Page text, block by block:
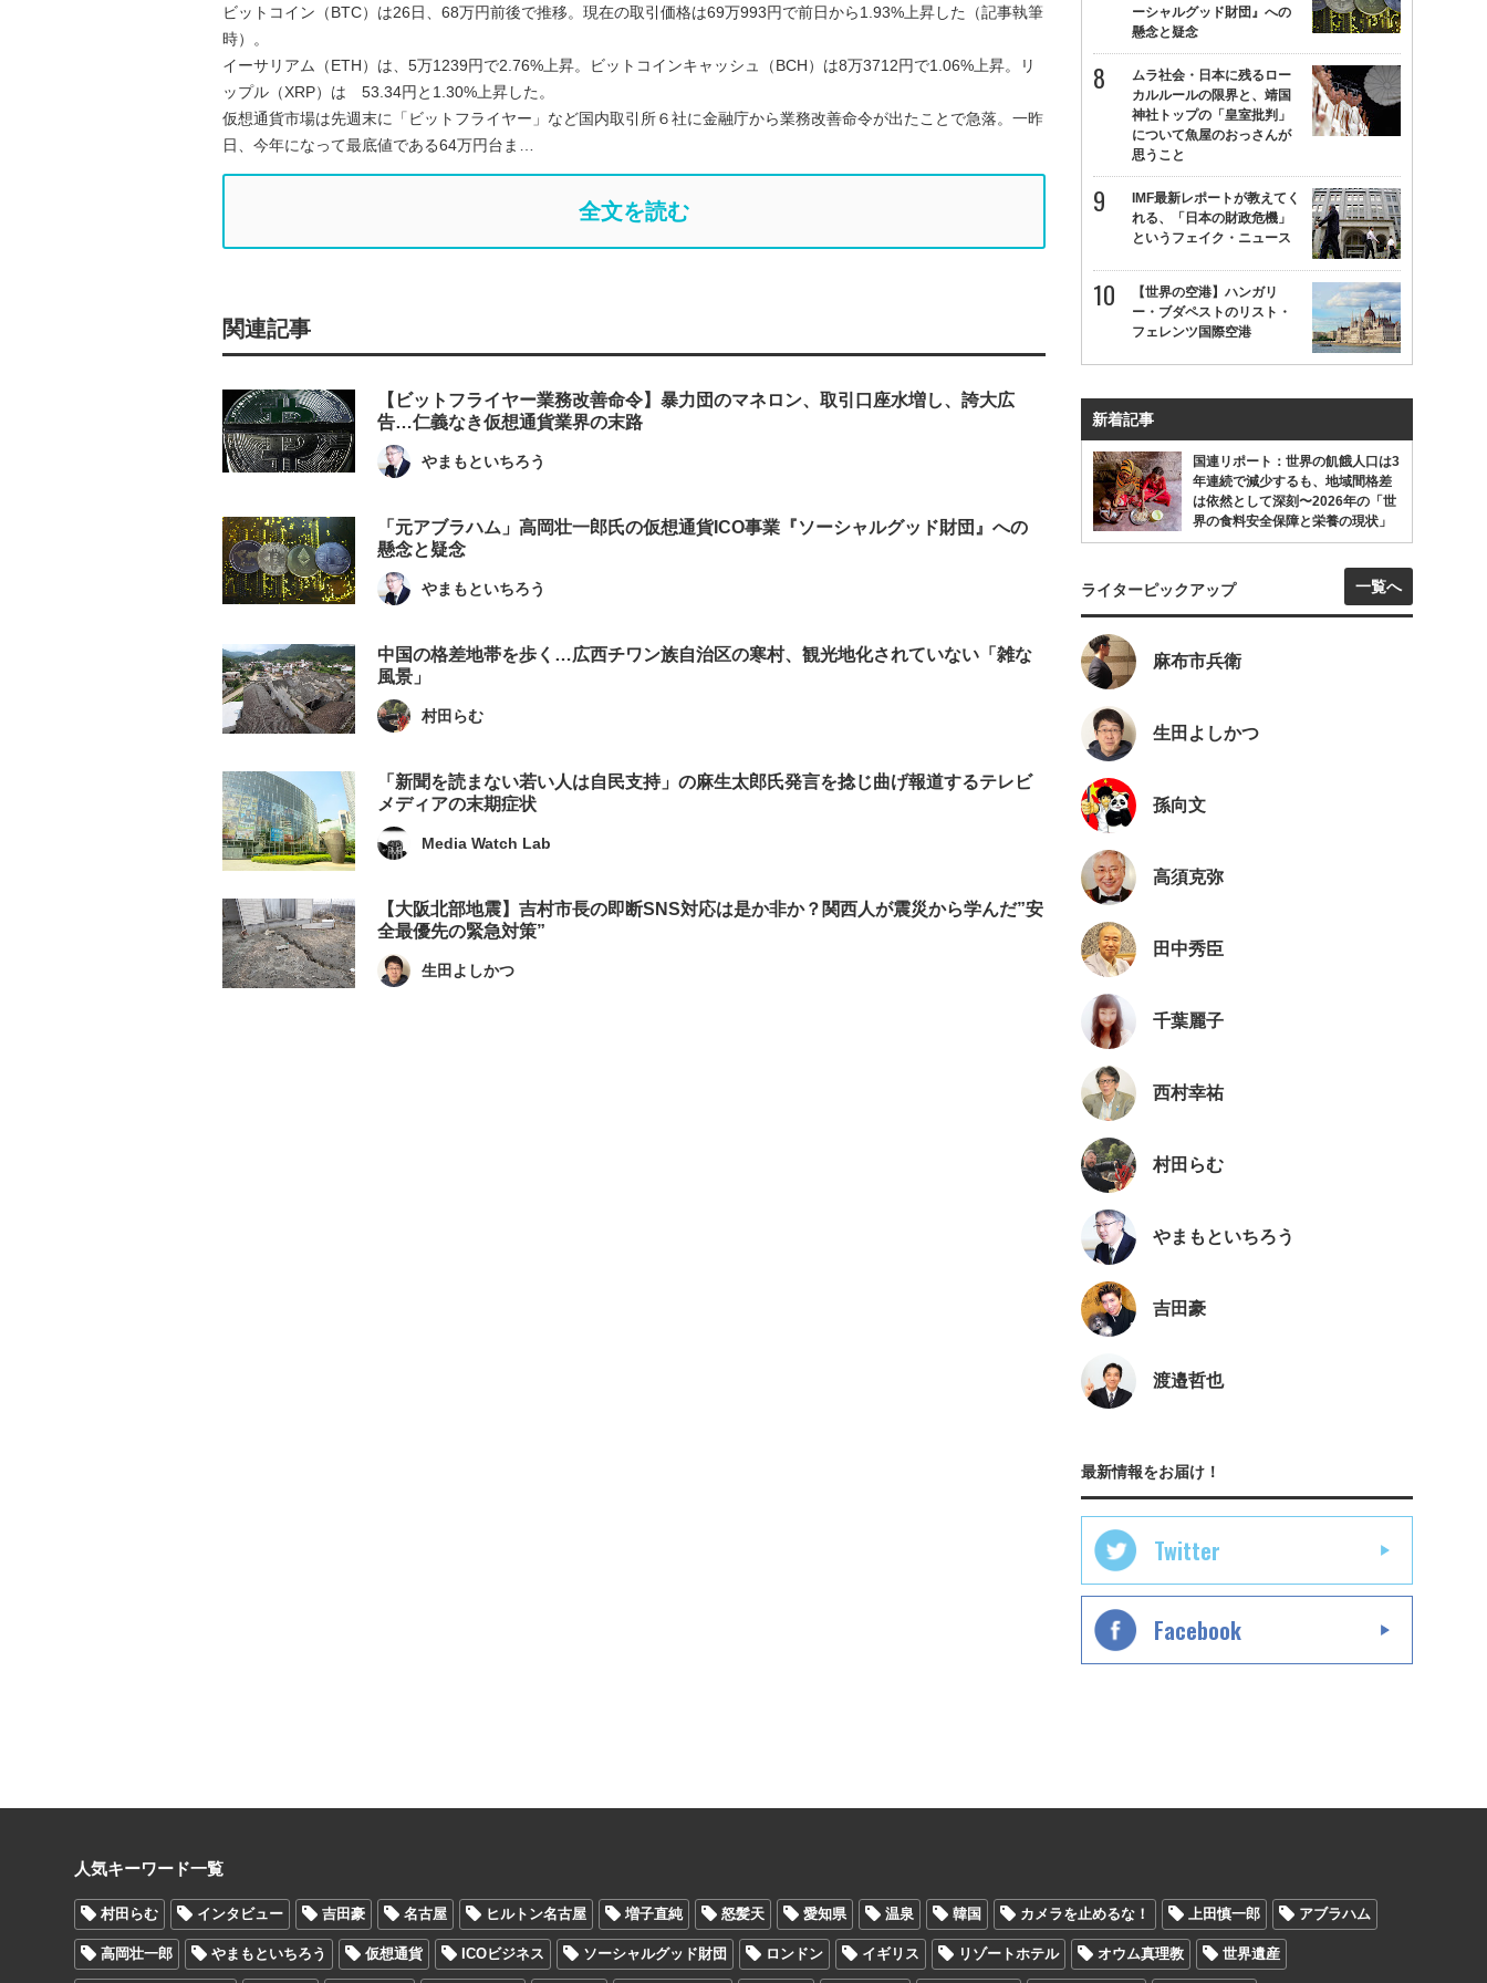
ビットコイン（BTC）は26日、68万円前後で推移。現在の取引価格は69万993円で前日から1.93%上昇した（記事執筆
時）。
イーサリアム（ETH）は、5万1239円で2.76%上昇。ビットコインキャッシュ（BCH）は8万3712円で1.06%上昇。リ
ップル（XRP）は 53.34円と1.30%上昇した。
仮想通貨市場は先週末に「ビットフライヤー」など国内取引所６社に金融庁から業務改善命令が出たことで急落。一昨
日、今年になって最底値である64万円台ま…
全文を読む
関連記事
【ビットフライヤー業務改善命令】暴力団のマネロン、取引口座水増し、誇大広
告…仁義なき仮想通貨業界の末路
やまもといちろう
「元アブラハム」高岡壮一郎氏の仮想通貨ICO事業『ソーシャルグッド財団』への
懸念と疑念
やまもといちろう
中国の格差地帯を歩く…広西チワン族自治区の寒村、観光地化されていない「雑な
風景」
村田らむ
「新聞を読まない若い人は自民支持」の麻生太郎氏発言を捻じ曲げ報道するテレビ
メディアの末期症状
Media Watch Lab
【大阪北部地震】吉村市長の即断SNS対応は是か非か？関西人が震災から学んだ”安
全最優先の緊急対策”
生田よしかつ
ーシャルグッド財団』への
懸念と疑念
ムラ社会・日本に残るロー
カルルールの限界と、靖国
神社トップの「皇室批判」
について魚屋のおっさんが
思うこと
IMF最新レポートが教えてく
れる、「日本の財政危機」
というフェイク・ニュース
【世界の空港】ハンガリ
ー・ブダペストのリスト・
フェレンツ国際空港
新着記事
国連リポート：世界の飢餓人口は3
年連続で減少するも、地域間格差
は依然として深刻〜2026年の「世
界の食料安全保障と栄養の現状」
ライターピックアップ 一覧へ
麻布市兵衛
生田よしかつ
孫向文
高須克弥
田中秀臣
千葉麗子
西村幸祐
村田らむ
やまもといちろう
吉田豪
渡邉哲也
最新情報をお届け！
Twitter
Facebook
人気キーワード一覧
村田らむ インタビュー 吉田豪 名古屋 ヒルトン名古屋 増子直純 怒髪天 愛知県 温泉 韓国 カメラを止めるな！ 上田慎一郎 アブラハム
高岡壮一郎 やまもといちろう 仮想通貨 ICOビジネス ソーシャルグッド財団 ロンドン イギリス リゾートホテル オウム真理教 世界遺産